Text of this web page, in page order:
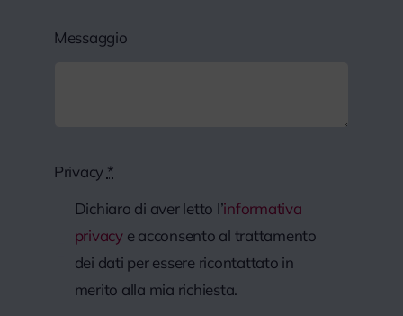
Messaggio
Privacy *
Dichiaro di aver letto l’informativa
privacye acconsento al trattamento
dei dati per essere ricontattato in
merito alla mia richiesta.